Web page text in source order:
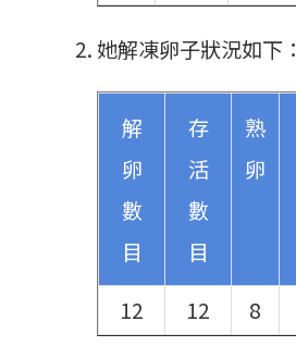
她解凍卵子狀況如下：
解
卵
數
目
存
活
數
目
熟
卵
12 12 8